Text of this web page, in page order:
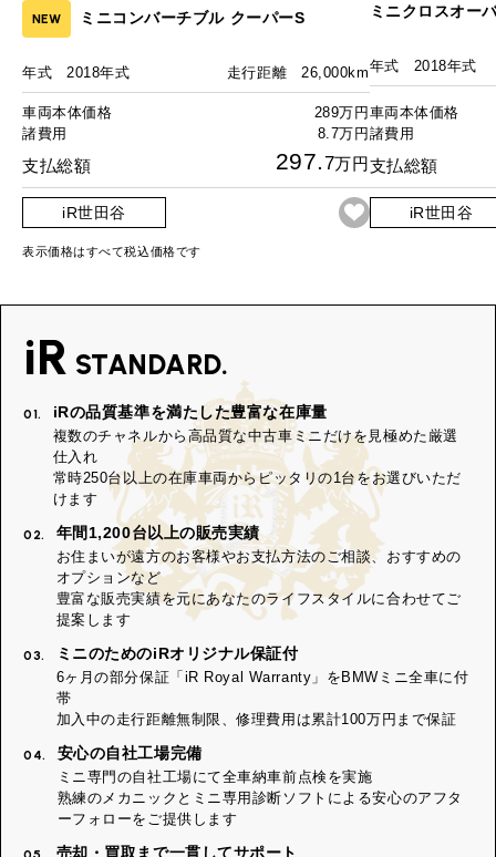
NEW ミニコンバーチブル クーパーS
年式 2018年式 走行距離 26,000km
車両本体価格
289万円
諸費用
8.7万円
支払総額 297.7万円
iR世田谷
ミニクロスオー
年式 2018年式
車両本体価格
諸費用
支払総額
iR世田谷
表示価格はすべて税込価格です
iR STANDARD.
01. iRの品質基準を満たした豊富な在庫量
複数のチャネルから高品質な中古車ミニだけを見極めた厳選
仕入れ
常時250台以上の在庫車両からピッタリの1台をお選びいただ
けます
02. 年間1,200台以上の販売実績
お住まいが遠方のお客様やお支払方法のご相談、おすすめの
オプションなど
豊富な販売実績を元にあなたのライフスタイルに合わせてご
提案します
03. ミニのためのiRオリジナル保証付
6ヶ月の部分保証「iR Royal Warranty」をBMWミニ全車に付
帯
加入中の走行距離無制限、修理費用は累計100万円まで保証
04. 安心の自社工場完備
ミニ専門の自社工場にて全車納車前点検を実施
熟練のメカニックとミニ専用診断ソフトによる安心のアフタ
ーフォローをご提供します
売却・買取まで一貫してサポート